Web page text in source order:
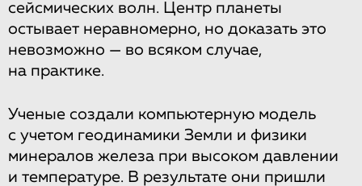
сейсмических волн. Центр планеты
остывает неравномерно, но доказать это
невозможно — во всяком случае,
на практике.
Ученые создали компьютерную модель
с учетом геодинамики Земли и физики
минералов железа при высоком давлении
и температуре. В результате они пришли